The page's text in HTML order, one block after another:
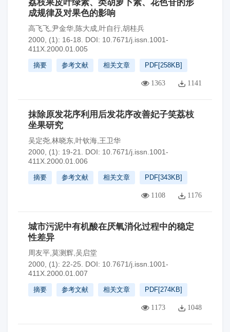
荔枝果皮叶绿素、类胡萝卜素、花色苷的形
成规律及对果色的影响
高飞飞,尹金华,陈大成,叶自行,胡桂兵
2000, (1): 16-18.
DOI: 10.7671/j.issn.1001-
411X.2000.01.005
摘要 参考文献 相关文章 PDF[258KB]
1363 1141
抹除原发花序利用后发花序改善妃子笑荔枝
坐果研究
吴定尧,林晓东,叶钦海,王卫华
2000, (1): 19-21.
DOI: 10.7671/j.issn.1001-
411X.2000.01.006
摘要 参考文献 相关文章 PDF[343KB]
1108 1176
城市污泥中有机酸在厌氧消化过程中的稳定
性差异
周友平,莫测辉,吴启堂
2000, (1): 22-25.
DOI: 10.7671/j.issn.1001-
411X.2000.01.007
摘要 参考文献 相关文章 PDF[274KB]
1173 1048